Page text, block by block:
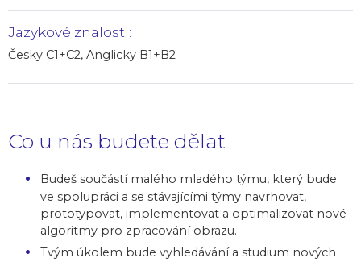
Jazykové znalosti:
Česky C1+C2, Anglicky B1+B2
Co u nás budete dělat
Budeš součástí malého mladého týmu, který bude
ve spolupráci a se stávajícími týmy navrhovat,
prototypovat, implementovat a optimalizovat nové
algoritmy pro zpracování obrazu.
Tvým úkolem bude vyhledávání a studium nových